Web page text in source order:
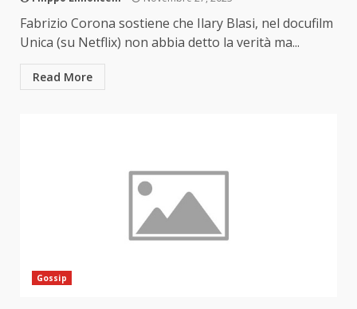
Fabrizio Corona sostiene che Ilary Blasi, nel docufilm
Unica (su Netflix) non abbia detto la verità ma...
Read More
Gossip